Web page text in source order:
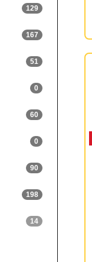
129
167
51
0
60
0
90
198
14